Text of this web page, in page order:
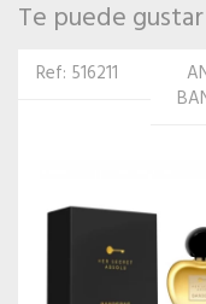
Te puede
Ref: 525770